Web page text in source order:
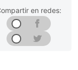
en redes: